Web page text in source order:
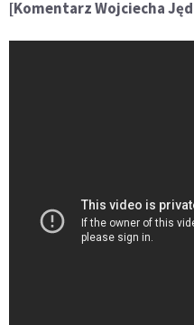
[Komentarz Wojciecha